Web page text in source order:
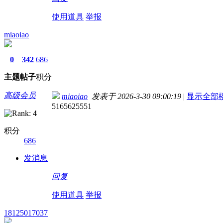
使用道具 举报
miaoiao
0
主题
342
帖子
686
积分
高级会员
积分
686
发消息
miaoiao 发表于 2026-3-30 09:00:19 | 显示全部
5165625551
回复
使用道具 举报
18125017037